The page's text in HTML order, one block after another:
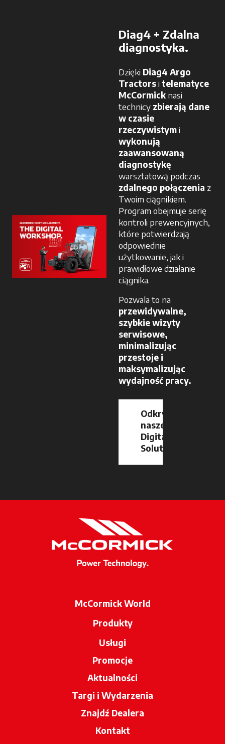
Diag4 + Zdalna
diagnostyka.
Dzięki Diag4 Argo
Tractorsi telematyce
McCormick nasi
technicy zbierają dane
w czasie
rzeczywistymi
wykonują
zaawansowaną
diagnostykę
warsztatową podczas
zdalnego połączenia z
Twoim ciągnikiem.
Program obejmuje serię
kontroli prewencyjnych,
które potwierdzają
odpowiednie
użytkowanie, jak i
prawidłowe działanie
ciągnika.
Pozwala to na
przewidywalne,
szybkie wizyty
serwisowe,
minimalizując
przestoje i
maksymalizując
wydajność pracy.
Odkryj
nasze
Digital
Solutions
McCormick World
Produkty
Usługi
Promocje
Aktualności
Targi i Wydarzenia
Znajdź Dealera
Kontakt